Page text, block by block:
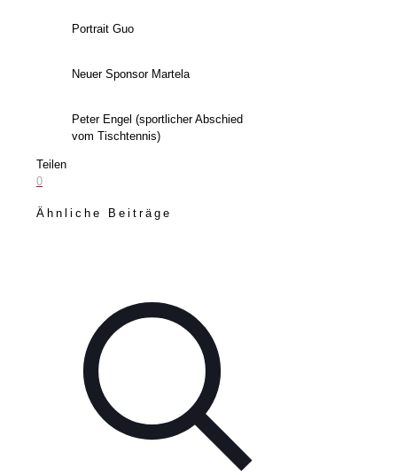
Portrait Guo
Neuer Sponsor Martela
Peter Engel (sportlicher Abschied
vom Tischtennis)
Teilen
0
Ähnliche Beiträge